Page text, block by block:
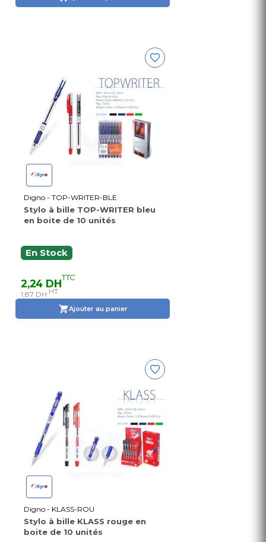
Digno - TOP-WRITER-BLE
Stylo à bille TOP-WRITER bleu
en boite de 10 unités
En Stock
2,24 DHTTC
1,87 DH HT
Ajouter au panier
Digno - KLASS-ROU
Stylo à bille KLASS rouge en
boite de 10 unités